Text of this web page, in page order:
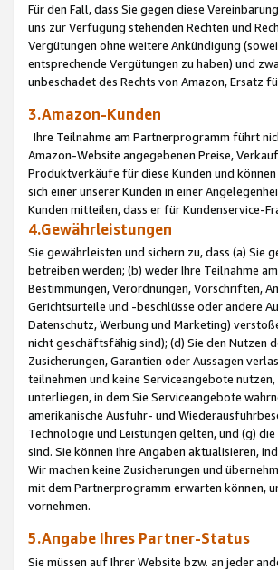
Für den Fall, dass Sie gegen diese
uns zur Verfügung stehenden Rechten und
Vergütungen ohne weitere Ankündigung
entsprechende Vergütungen zu haben) und
unbeschadet des Rechts von Amazon, Ersatz
3.Amazon-Kunden
Ihre Teilnahme am Partnerprogramm führt
Amazon-Website angegebenen Preise,
Produktverkäufe für diese Kunden und
sich einer unserer Kunden in einer
Kunden mitteilen, dass er für Kundenservice-
4.Gewährleistungen
Sie gewährleisten und sichern zu, dass (a)
betreiben werden; (b) weder Ihre Teilnahme
Bestimmungen, Verordnungen, Vorschriften,
Gerichtsurteile und -beschlüsse oder andere
Datenschutz, Werbung und Marketing)
nicht geschäftsfähig sind); (d) Sie den Nutzen
Zusicherungen, Garantien oder Aussagen
teilnehmen und keine Serviceangebote
unterliegen, in dem Sie Serviceangebote
amerikanische Ausfuhr- und
Technologie und Leistungen gelten, und (g)
sind. Sie können Ihre Angaben aktualisieren,
Wir machen keine Zusicherungen und
mit dem Partnerprogramm erwarten können,
vornehmen.
5.Angabe Ihres Partner-Status
Sie müssen auf Ihrer Website bzw. an jeder